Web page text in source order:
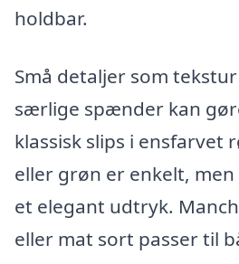
holdbar.
Små detaljer som
særlige spænder kan
klassisk slips i ensfarvet
eller grøn er enkelt,
et elegant udtryk.
eller mat sort passer til